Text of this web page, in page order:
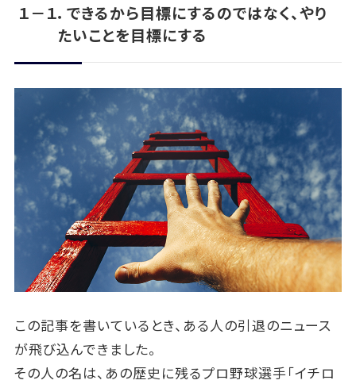
１－１．できるから目標にするのではなく、やり
たいことを目標にする
この記事を書いているとき、ある人の引退のニュース
が飛び込んできました。
その人の名は、あの歴史に残るプロ野球選手「イチロ